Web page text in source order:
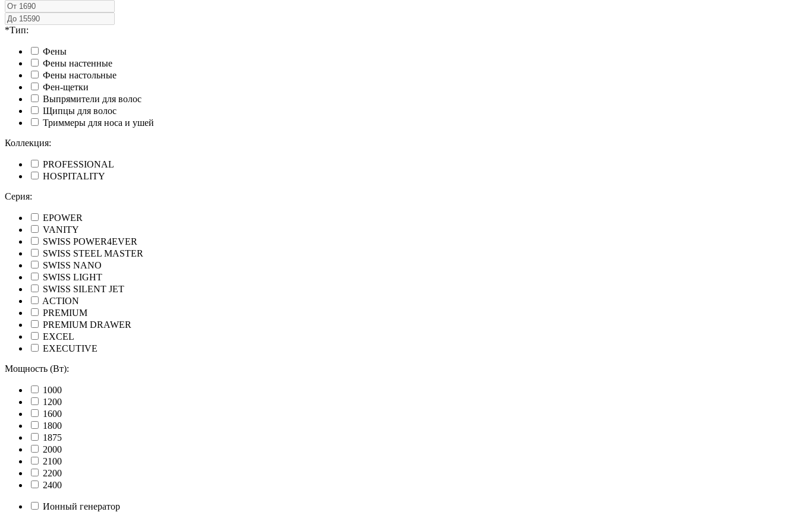
*Тип:
Фены
Фены настенные
Фены настольные
Фен-щетки
Выпрямители для волос
Щипцы для волос
Триммеры для носа и ушей
Коллекция:
PROFESSIONAL
HOSPITALITY
Серия:
EPOWER
VANITY
SWISS POWER4EVER
SWISS STEEL MASTER
SWISS NANO
SWISS LIGHT
SWISS SILENT JET
ACTION
PREMIUM
PREMIUM DRAWER
EXCEL
EXECUTIVE
Мощность (Вт):
1000
1200
1600
1800
1875
2000
2100
2200
2400
Ионный генератор